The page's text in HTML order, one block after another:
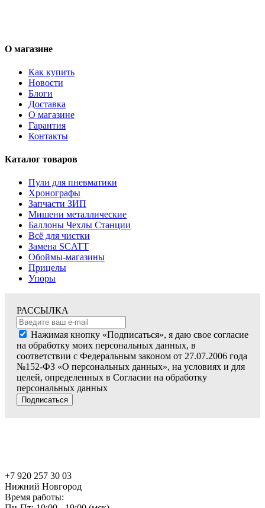
О магазине
Как купить
Новости
Блоги
Доставка
О магазине
Гарантия
Контакты
Каталог товаров
Пули для пневматики
Хронографы
Запчасти ЗИП
Мишени металлические
Баллоны Чехлы Станции
Всё для чистки
Замена SCATT
Обоймы-магазины
Прицелы
Упоры
РАССЫЛКА
Нажимая кнопку «Подписаться», я даю свое согласие
на обработку моих персональных данных, в
соответствии с Федеральным законом от 27.07.2006 года
№152-ФЗ «О персональных данных», на условиях и для
целей, определенных в Согласии на обработку
персональных данных
Подписаться
+7 920 257 30 03
Нижний Новгород
Время работы: